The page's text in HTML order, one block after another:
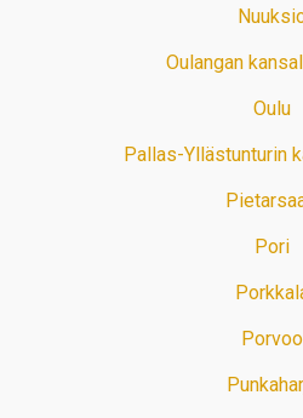
Oulangan
Oulu
Pallas-Yllästunturin
Pori
Porvoo